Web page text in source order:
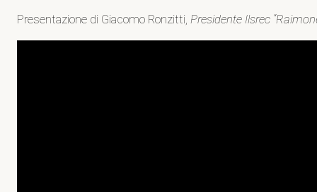
Presentazione di Giacomo Ronzitti, Presidente Ilsrec